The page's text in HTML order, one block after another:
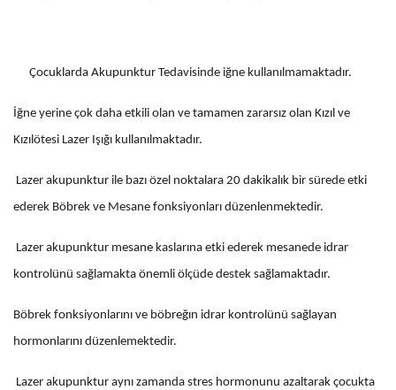
Çocuklarda Akupunktur Tedavisinde iğne kullanılmamaktadır.
İğne yerine çok daha etkili olan ve tamamen zararsız olan Kızıl ve
Kızılötesi Lazer Işığı kullanılmaktadır.
Lazer akupunktur ile bazı özel noktalara 20 dakikalık bir sürede etki
ederek Böbrek ve Mesane fonksiyonları düzenlenmektedir.
Lazer akupunktur mesane kaslarına etki ederek mesanede idrar
kontrolünü sağlamakta önemli ölçüde destek sağlamaktadır.
Böbrek fonksiyonlarını ve böbreğın idrar kontrolünü sağlayan
hormonlarını düzenlemektedir.
Lazer akupunktur aynı zamanda stres hormonunu azaltarak çocukta